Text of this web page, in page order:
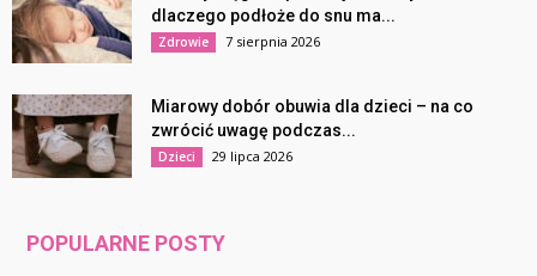
dlaczego podłoże do snu ma...
Zdrowie 7 sierpnia 2026
Miarowy dobór obuwia dla dzieci – na co
zwrócić uwagę podczas...
Dzieci 29 lipca 2026
POPULARNE POSTY